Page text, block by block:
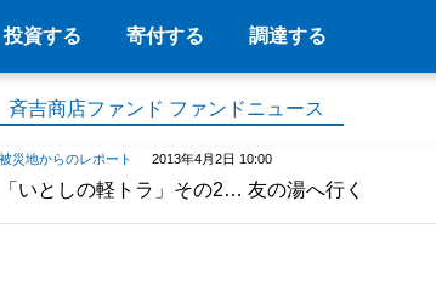
投資する 寄付する 調達する
斉吉商店ファンド ファンドニュース
被災地からのレポート 2013年4月2日 10:00
「いとしの軽トラ」その2… 友の湯へ行く